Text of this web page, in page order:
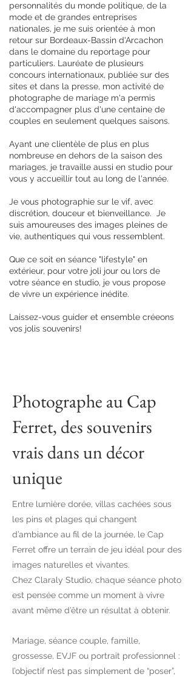
personnalités du monde politique, de la
mode et de grandes entreprises
nationales, je me suis orientée à mon
retour sur Bordeaux-Bassin d'Arcachon
dans le domaine du reportage pour
particuliers. Lauréate de plusieurs
concours internationaux, publiée sur des
sites et dans la presse, mon activité de
photographe de mariage m'a permis
d'accompagner plus d'une centaine de
couples en seulement quelques saisons.
Ayant une clientèle de plus en plus
nombreuse en dehors de la saison des
mariages, je travaille aussi en studio pour
vous y accueillir tout au long de l'année.
Je vous photographie sur le vif, avec
discrétion, douceur et bienveillance. Je
suis amoureuses des images pleines de
vie, authentiques qui vous ressemblent.
Que ce soit en séance "lifestyle" en
extérieur, pour votre joli jour ou lors de
votre séance en studio, je vous propose
de vivre un expérience inédite.
Laissez-vous guider et ensemble créeons
vos jolis souvenirs!
Photographe au Cap
Ferret, des souvenirs
vrais dans un décor
unique
Entre lumière dorée, villas cachées sous
les pins et plages qui changent
d’ambiance au fil de la journée, le Cap
Ferret offre un terrain de jeu idéal pour des
images naturelles et vivantes.
Chez Claraly Studio, chaque séance photo
est pensée comme un moment à vivre
avant même d’être un résultat à obtenir.
Mariage, séance couple, famille,
grossesse, EVJF ou portrait professionnel :
l’objectif n’est pas simplement de “poser”,